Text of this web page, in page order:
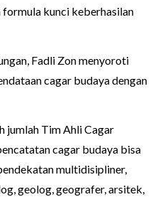
kunci keberhasilan
Fadli Zon menyoroti
cagar budaya dengan
jumlah Tim Ahli Cagar
cagar budaya bisa
multidisipliner,
geolog, geografer, arsitek,